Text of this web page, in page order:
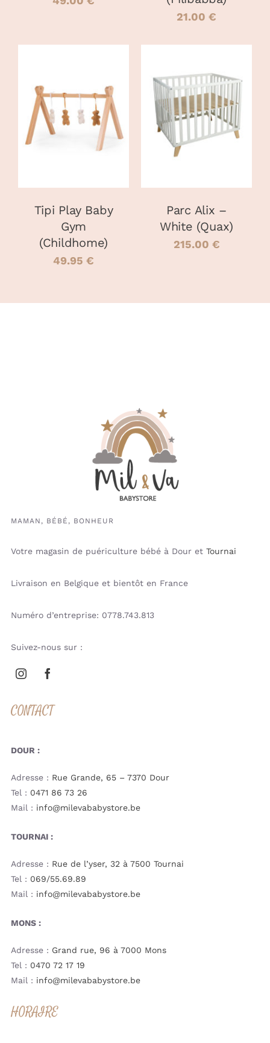
LA
21.00 €
AJOUTER AU
PANIER
/
DÉTAILS
Tipi Play Baby
Gym
(Childhome)
49.95 €
AJOUTER AU
PANIER
/
DÉTAILS
Parc Alix –
White (Quax)
215.00 €
MAMAN, BÉBÉ, BONHEUR
Votre magasin de puériculture bébé à Dour et Tournai
Livraison en Belgique et bientôt en France
Numéro d’entreprise: 0778.743.813
Suivez-nous sur :
CONTACT
DOUR :
Adresse : Rue Grande, 65 – 7370 Dour
Tel : 0471 86 73 26
Mail : info@milevababystore.be
TOURNAI :
Adresse : Rue de l’yser, 32 à 7500 Tournai
Tel : 069/55.69.89
Mail : info@milevababystore.be
MONS :
Adresse : Grand rue, 96 à 7000 Mons
Tel : 0470 72 17 19
Mail : info@milevababystore.be
HORAIRE